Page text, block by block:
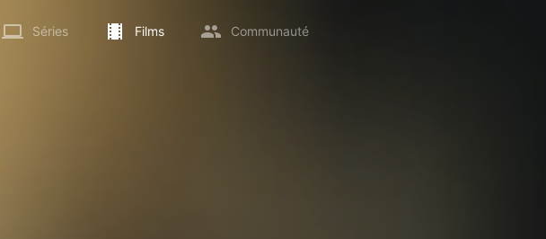
Séries Films Communauté